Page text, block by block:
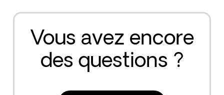
Vous avez encore
des questions ?